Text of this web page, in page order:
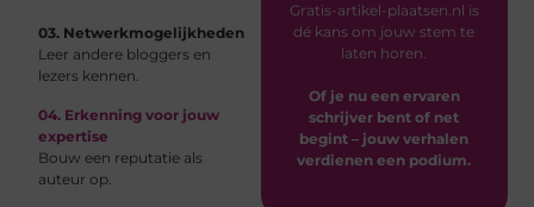
Gratis-artikel-plaatsen.nl is
dé kans om jouw stem te
laten horen.
Of je nu een ervaren
schrijver bent of net
begint – jouw verhalen
verdienen een podium.
03. Netwerkmogelijkheden
Leer andere bloggers en
lezers kennen.
04. Erkenning voor jouw
expertise
Bouw een reputatie als
auteur op.